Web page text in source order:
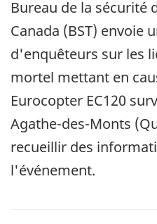
Bureau de la sécurité
Canada (BST) envoie
d'enquêteurs sur les
mortel mettant en
Eurocopter EC120
Agathe-des-Monts
recueillir des
l'événement.